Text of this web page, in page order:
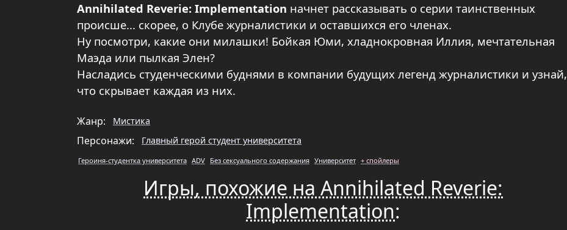
Annihilated Reverie: Implementation начнет рассказывать о серии таинственных
происше... скорее, о Клубе журналистики и оставшихся его членах.
Ну посмотри, какие они милашки! Бойкая Юми, хладнокровная Иллия, мечтательная
Маэда или пылкая Элен?
Насладись студенческими буднями в компании будущих легенд журналистики и узнай,
что скрывает каждая из них.
Жанр: Мистика
Персонажи: Главный герой студент университета
Героиня-студентка университета ADV Без сексуального содержания Университет + спойлеры
Игры, похожие на Annihilated Reverie:
Implementation: